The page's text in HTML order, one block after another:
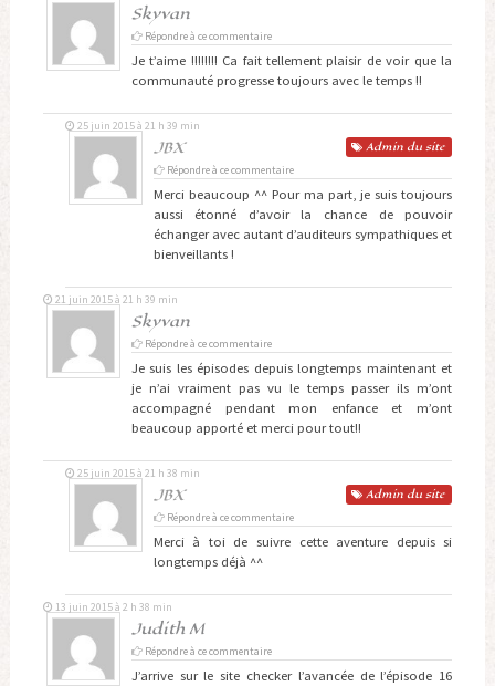
Skyvan
Répondre à ce commentaire
Je t’aime !!!!!!!! Ca fait tellement plaisir de voir que la
communauté progresse toujours avec le temps !!
JBX Admin du site
25 juin 2015 à 21 h 39 min
Répondre à ce commentaire
Merci beaucoup ^^ Pour ma part, je suis toujours
aussi étonné d’avoir la chance de pouvoir
échanger avec autant d’auditeurs sympathiques et
bienveillants !
Skyvan
21 juin 2015 à 21 h 39 min
Répondre à ce commentaire
Je suis les épisodes depuis longtemps maintenant et
je n’ai vraiment pas vu le temps passer ils m’ont
accompagné pendant mon enfance et m’ont
beaucoup apporté et merci pour tout!!
JBX Admin du site
25 juin 2015 à 21 h 38 min
Répondre à ce commentaire
Merci à toi de suivre cette aventure depuis si
longtemps déjà ^^
Judith M
13 juin 2015 à 2 h 38 min
Répondre à ce commentaire
J’arrive sur le site checker l’avancée de l’épisode 16